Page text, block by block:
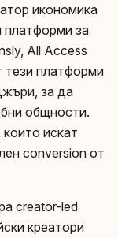
икономика
платформи за
All Access
тези платформи
за да
общности.
искат
conversion от
creator-led
креатори